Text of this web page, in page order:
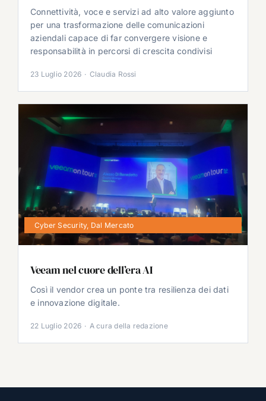
Connettività, voce e servizi ad alto valore aggiunto
per una trasformazione delle comunicazioni
aziendali capace di far convergere visione e
responsabilità in percorsi di crescita condivisi
23 Luglio 2026 · Claudia Rossi
Cyber Security, Dal Mercato
Veeam nel cuore dell’era AI
Così il vendor crea un ponte tra resilienza dei dati
e innovazione digitale.
22 Luglio 2026 · A cura della redazione